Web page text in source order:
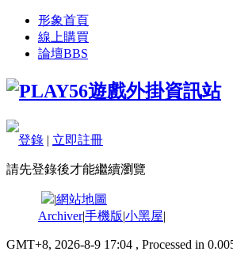
形象首頁
線上購買
論壇BBS
登錄 | 立即註冊
請先登錄後才能繼續瀏覽
|網站地圖
Archiver|手機版|小黑屋|
GMT+8, 2026-8-9 17:04 , Processed in